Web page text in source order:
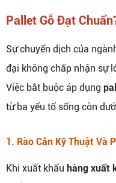
Pallet Gỗ Đạt
Sự chuyển dịch của
đại không chấp nhận sự
Việc bắt buộc áp dụng
từ ba yếu tố sống còn
1. Rào Cản Kỹ Thuật Và
Khi xuất khẩu hàng xuất